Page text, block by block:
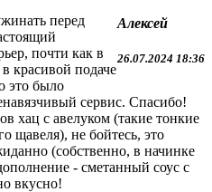
Алексей
26.07.2024 18:36
перед
почти как в
красивой подаче
это было
сервис. Спасибо!
хац с авелуком (такие тонкие
щавеля), не бойтесь, это
(собственно, в начинке
- сметанный соус с
вкусно!